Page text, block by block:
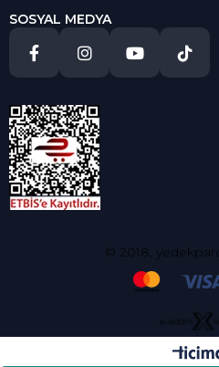
SOSYAL MEDYA
© 2018,